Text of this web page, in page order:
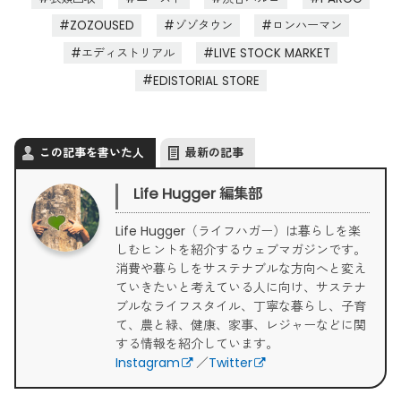
ZOZOUSED
ゾゾタウン
ロンハーマン
エディストリアル
LIVE STOCK MARKET
EDISTORIAL STORE
この記事を書いた人 最新の記事
Life Hugger 編集部
Life Hugger（ライフハガー）は暮らしを楽
しむヒントを紹介するウェブマガジンです。
消費や暮らしをサステナブルな方向へと変え
ていきたいと考えている人に向け、サステナ
ブルなライフスタイル、丁寧な暮らし、子育
て、農と緑、健康、家事、レジャーなどに関
する情報を紹介しています。
Instagram
／Twitter